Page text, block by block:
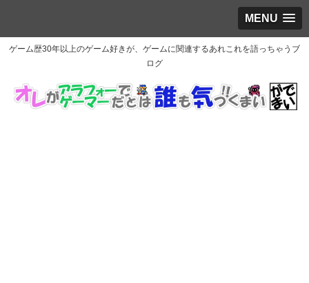
MENU
ゲーム歴30年以上のゲーム好きが、ゲームに関連するあれこれを語っちゃうブ
ログ